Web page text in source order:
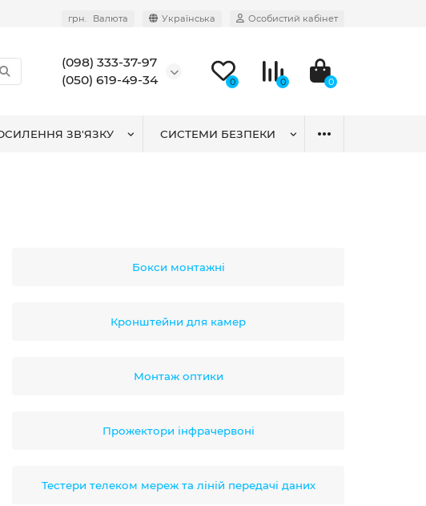
грн. Валюта Українська Особистий кабінет
(098) 333-37-97
(050) 619-49-34
0 0 0
ЗВ'ЯЗКУ СИСТЕМИ БЕЗПЕКИ
Бокси монтажні
Кронштейни для камер
Монтаж оптики
Прожектори інфрачервоні
Тестери телеком мереж та ліній передачі даних